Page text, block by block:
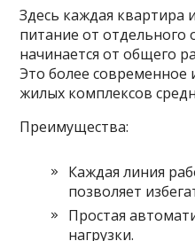
Здесь каждая квартира
питание от отдельного
начинается от общего
Это более
жилых комплексов
Преимущества:
Каждая линия
позволяет
Простая
нагрузки.